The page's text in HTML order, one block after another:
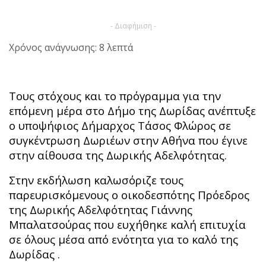
- Διαφήμιση -
Χρόνος ανάγνωσης: 8 λεπτά
Τους στόχους και το πρόγραμμα για την
επόμενη μέρα στο Δήμο της Δωρίδας ανέπτυξε
ο υποψήφιος Δήμαρχος Τάσος Φλώρος σε
συγκέντρωση Δωριέων στην Αθήνα που έγινε
στην αίθουσα της Δωρικής Αδελφότητας.
Στην εκδήλωση καλωσόριζε τους
παρευρισκόμενους ο οικοδεσπότης Πρόεδρος
της Δωρικής Αδελφότητας Γιάννης
Μπαλατσούρας που ευχήθηκε καλή επιτυχία
σε όλους μέσα από ενότητα για το καλό της
Δωρίδας .